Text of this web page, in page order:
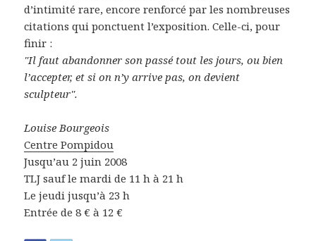
d’intimité rare, encore renforcé par les nombreuses
citations qui ponctuent l’exposition. Celle-ci, pour
finir :
"Il faut abandonner son passé tout les jours, ou bien
l’accepter, et si on n’y arrive pas, on devient
sculpteur".
Louise Bourgeois
Centre Pompidou
Jusqu’au 2 juin 2008
TLJ sauf le mardi de 11 h à 21 h
Le jeudi jusqu’à 23 h
Entrée de 8 € à 12 €